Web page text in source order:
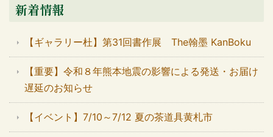
新着情報
【ギャラリー杜】第31回書作展 The翰墨 KanBoku
【重要】令和８年熊本地震の影響による発送・お届け
遅延のお知らせ
【イベント】7/10～7/12 夏の茶道具黄札市